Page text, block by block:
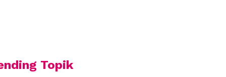
Topik